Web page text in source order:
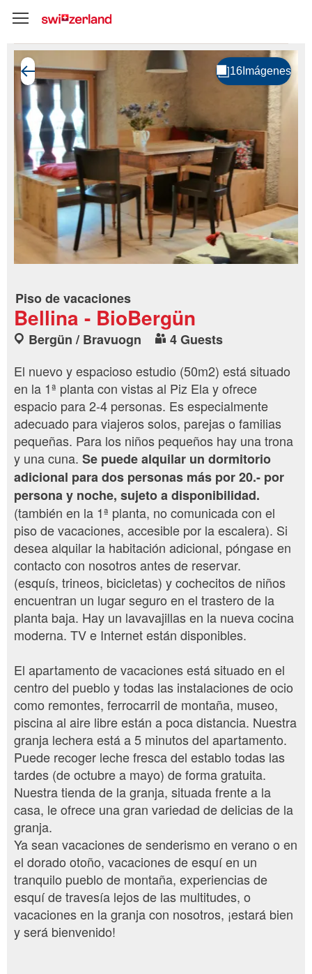
Piso de vacaciones
Bellina - BioBergün
Bergün / Bravuogn
4 Guests
El nuevo y espacioso estudio (50m2) está situado
en la 1ª planta con vistas al Piz Ela y ofrece
espacio para 2-4 personas. Es especialmente
adecuado para viajeros solos, parejas o familias
pequeñas. Para los niños pequeños hay una trona
y una cuna. Se puede alquilar un dormitorio
adicional para dos personas más por 20.- por
persona y noche, sujeto a disponibilidad.
(también en la 1ª planta, no comunicada con el
piso de vacaciones, accesible por la escalera). Si
desea alquilar la habitación adicional, póngase en
contacto con nosotros antes de reservar.
(esquís, trineos, bicicletas) y cochecitos de niños
encuentran un lugar seguro en el trastero de la
planta baja. Hay un lavavajillas en la nueva cocina
moderna. TV e Internet están disponibles.
El apartamento de vacaciones está situado en el
centro del pueblo y todas las instalaciones de ocio
como remontes, ferrocarril de montaña, museo,
piscina al aire libre están a poca distancia. Nuestra
granja lechera está a 5 minutos del apartamento.
Puede recoger leche fresca del establo todas las
tardes (de octubre a mayo) de forma gratuita.
Nuestra tienda de la granja, situada frente a la
casa, le ofrece una gran variedad de delicias de la
granja.
Ya sean vacaciones de senderismo en verano o en
el dorado otoño, vacaciones de esquí en un
tranquilo pueblo de montaña, experiencias de
esquí de travesía lejos de las multitudes, o
vacaciones en la granja con nosotros, ¡estará bien
y será bienvenido!